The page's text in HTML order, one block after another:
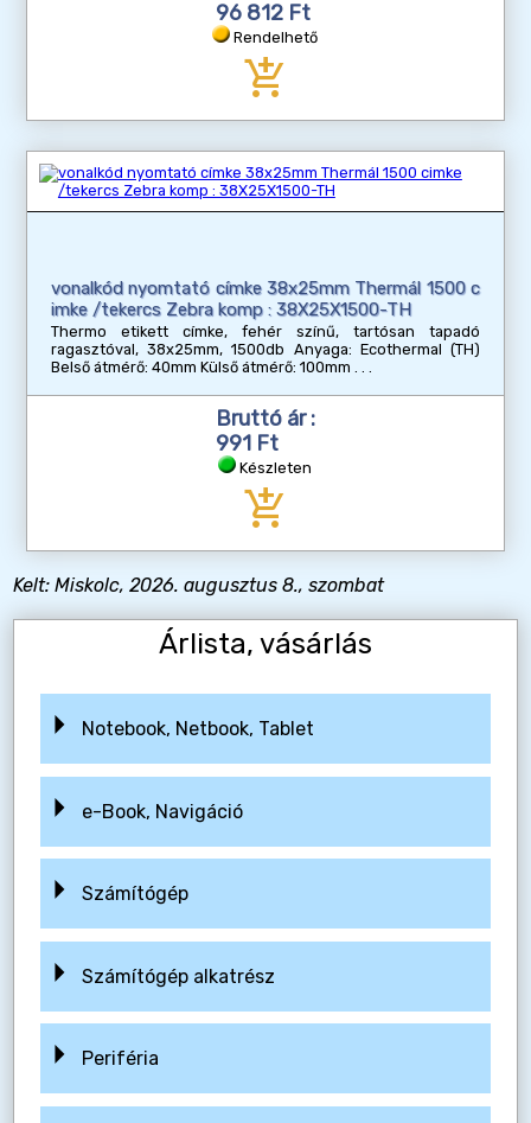
96 812 Ft
Rendelhető
add_shopping_cart
vonalkód nyomtató címke 38x25mm Thermál 1500 c
imke /tekercs Zebra komp : 38X25X1500-TH
Thermo etikett címke, fehér színű, tartósan tapadó
ragasztóval, 38x25mm, 1500db Anyaga: Ecothermal (TH)
Belső átmérő: 40mm Külső átmérő: 100mm
Bruttó ár :
991 Ft
Készleten
add_shopping_cart
Kelt: Miskolc, 2026. augusztus 8., szombat
Árlista, vásárlás
Notebook, Netbook, Tablet
e-Book, Navigáció
Számítógép
Számítógép alkatrész
Periféria